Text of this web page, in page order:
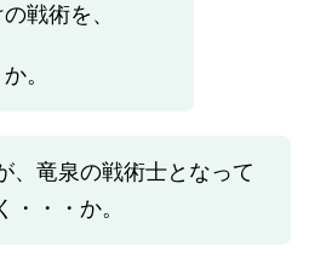
戦術を、
。
、竜泉の戦術士となって
・・・か。